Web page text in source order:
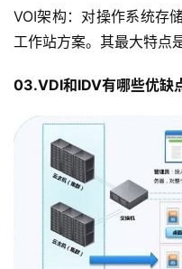
VOI架构：对操作系统存
工作站方案。其最大特点
03.VDI和IDV有哪些优缺